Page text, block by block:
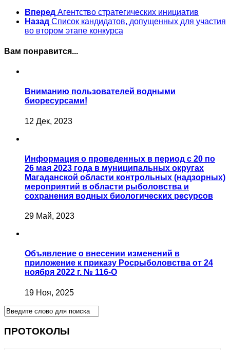
Вперед Агентство стратегических инициатив
Назад Список кандидатов, допущенных для участия
во втором этапе конкурса
Вам понравится...
Вниманию пользователей водными
биоресурсами!
12 Дек, 2023
Информация о проведенных в период с 20 по
26 мая 2023 года в муниципальных округах
Магаданской области контрольных (надзорных)
мероприятий в области рыболовства и
сохранения водных биологических ресурсов
29 Май, 2023
Объявление о внесении изменений в
приложение к приказу Росрыболовства от 24
ноября 2022 г. № 116-О
19 Ноя, 2025
ПРОТОКОЛЫ